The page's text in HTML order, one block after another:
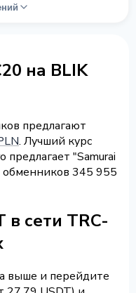
на BLIK
предлагают
. Лучший курс
предлагает "Samurai
обменников 345 955
в сети TRC-
выше и перейдите